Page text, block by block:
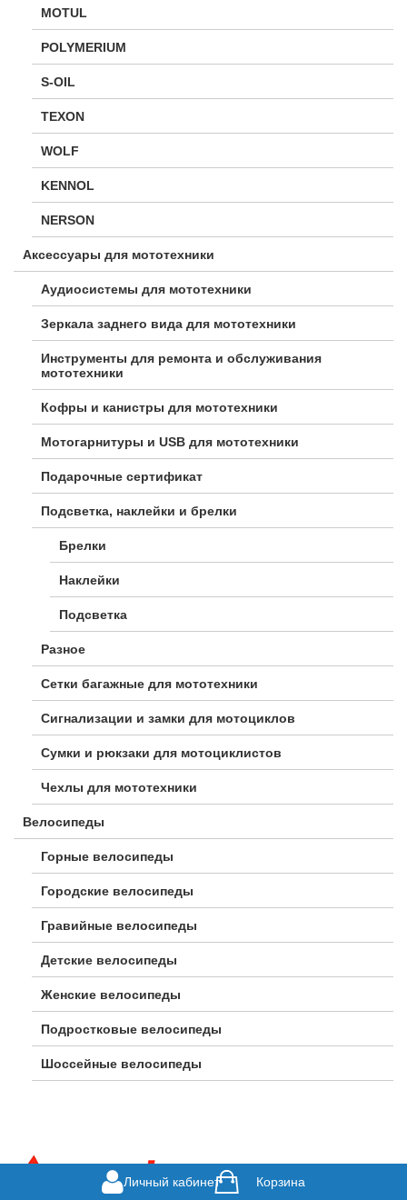
MOTUL
POLYMERIUM
S-OIL
TEXON
WOLF
KENNOL
NERSON
Аксессуары для мототехники
Аудиосистемы для мототехники
Зеркала заднего вида для мототехники
Инструменты для ремонта и обслуживания
мототехники
Кофры и канистры для мототехники
Мотогарнитуры и USB для мототехники
Подарочные сертификат
Подсветка, наклейки и брелки
Брелки
Наклейки
Подсветка
Разное
Сетки багажные для мототехники
Сигнализации и замки для мотоциклов
Сумки и рюкзаки для мотоциклистов
Чехлы для мототехники
Велосипеды
Горные велосипеды
Городские велосипеды
Гравийные велосипеды
Детские велосипеды
Женские велосипеды
Подростковые велосипеды
Шоссейные велосипеды
Личный кабинет Корзина